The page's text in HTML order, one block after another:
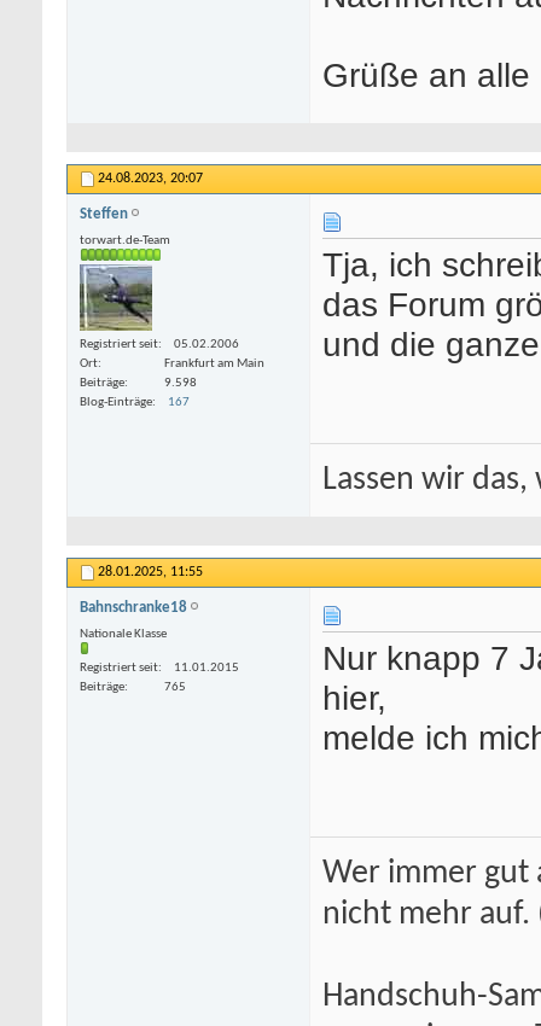
Grüße an alle
24.08.2023, 20:07
Steffen
torwart.de-Team
Registriert seit
05.02.2006
Ort
Frankfurt am Main
Beiträge
9.598
Blog-Einträge
167
Tja, ich
das Forum
und die
Lassen wir
28.01.2025, 11:55
Bahnschranke18
Nationale Klasse
Registriert seit
11.01.2015
Beiträge
765
Nur knapp 7
hier,
melde ich
Wer immer gut
nicht mehr auf.
Handschuh-